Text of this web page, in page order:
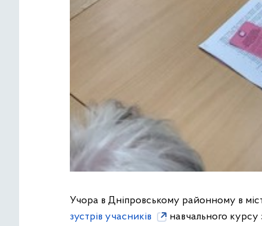
Учора в Дніпровському районному в
зустрів учасників
навчального курсу